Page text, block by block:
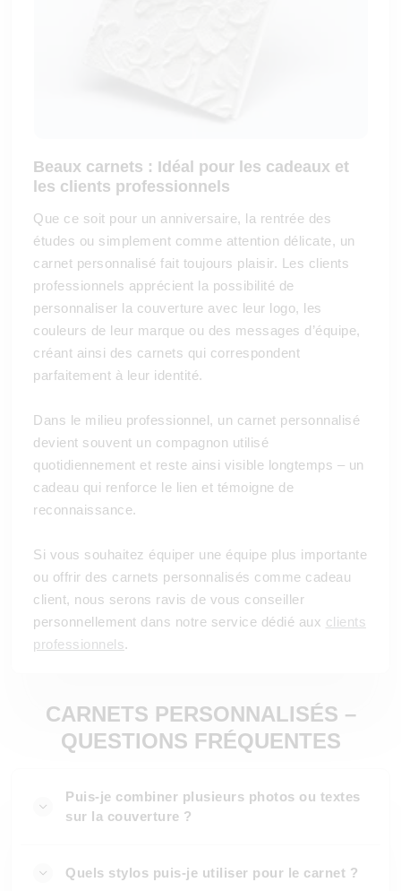
Beaux carnets : Idéal pour les cadeaux et
les clients professionnels
Que ce soit pour un anniversaire, la rentrée des
études ou simplement comme attention délicate, un
carnet personnalisé fait toujours plaisir. Les clients
professionnels apprécient la possibilité de
personnaliser la couverture avec leur logo, les
couleurs de leur marque ou des messages d’équipe,
créant ainsi des carnets qui correspondent
parfaitement à leur identité.
Dans le milieu professionnel, un carnet personnalisé
devient souvent un compagnon utilisé
quotidiennement et reste ainsi visible longtemps – un
cadeau qui renforce le lien et témoigne de
reconnaissance.
Si vous souhaitez équiper une équipe plus importante
ou offrir des carnets personnalisés comme cadeau
client, nous serons ravis de vous conseiller
personnellement dans notre service dédié aux clients
professionnels.
CARNETS PERSONNALISÉS –
QUESTIONS FRÉQUENTES
Puis-je combiner plusieurs photos ou textes
sur la couverture ?
Quels stylos puis-je utiliser pour le carnet ?